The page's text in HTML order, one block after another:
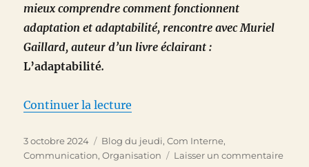
mieux comprendre comment fonctionnent
adaptation et adaptabilité, rencontre avec Muriel
Gaillard, auteur d’un livre éclairant :
L’adaptabilité.
Continuer la lecture
Publié
le
3 octobre 2024 Catégories
Blog du jeudi,Com Interne,
Communication,Organisation Laisser un commentairesur